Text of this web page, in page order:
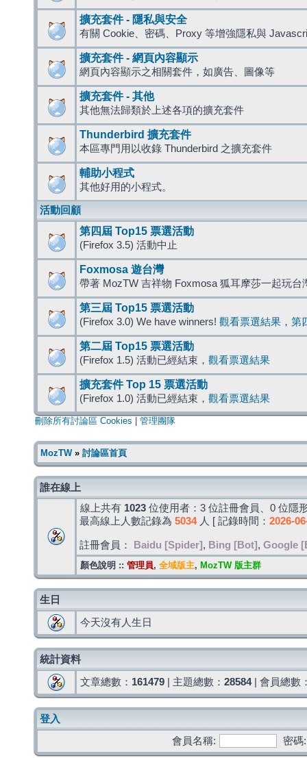
擴充套件 - 隱私與安全
有關 Cookie、密碼、Proxy 等增強隱私與
擴充套件 - 網頁內容顯示
網頁內容顯示之相關套件，如廣告、圖像等
擴充套件 - 其他
其他無法歸類於上述各項的擴充套件
Thunderbird 擴充套件
本區專門用以收錄 Thunderbird 之擴充套件
輔助小程式
其他好用的小程式。
活動回顧
第四屆 Top15 票選活動
(Firefox 3.5) 活動中止
Foxmosa 遊台灣
帶著 MozTW 吉祥物 Foxmosa 狐耳摩莎一起玩台
第三屆 Top15 票選活動
(Firefox 3.0) We have winners! 觀看票選結果 ， 第
第二屆 Top15 票選活動
(Firefox 1.5) 活動已經結束， 觀看票選結果
擴充套件 Top 15 票選活動
(Firefox 1.0) 活動已經結束， 觀看票選結果
刪除所有討論區 Cookies 管理團隊
MozTW» 討論區首頁
誰在線上
線上共有 1023 位使用者：3 位註冊會員、0 位隱
最高線上人數記錄為 5034人 [ 記錄時間： 2026-
註冊會員： Baidu [Spider] , Bing [Bot] , Google
顏色說明 :: 管理員, 全域版主, MozTW 版主群
生日
今天沒有人生日
統計資料
文章總數： 161479 | 主題總數： 28584| 會員總數
登入
會員名稱:
密碼: